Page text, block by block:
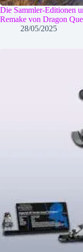
Die Sammler-Editionen
Remake von Dragon
28/05/2025